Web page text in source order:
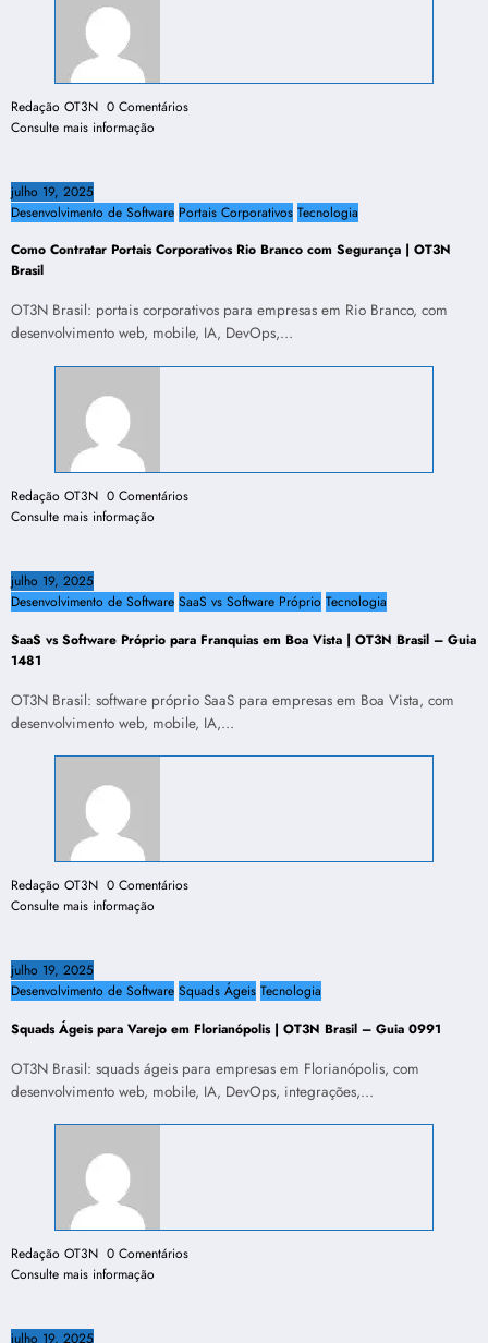
Redação OT3N 0 Comentários
Consulte mais informação
julho 19, 2025
Desenvolvimento de Software Portais Corporativos Tecnologia
Como Contratar Portais Corporativos Rio Branco com Segurança | OT3N
Brasil
OT3N Brasil: portais corporativos para empresas em Rio Branco, com
desenvolvimento web, mobile, IA, DevOps,…
Redação OT3N 0 Comentários
Consulte mais informação
julho 19, 2025
Desenvolvimento de Software SaaS vs Software Próprio Tecnologia
SaaS vs Software Próprio para Franquias em Boa Vista | OT3N Brasil – Guia
1481
OT3N Brasil: software próprio SaaS para empresas em Boa Vista, com
desenvolvimento web, mobile, IA,…
Redação OT3N 0 Comentários
Consulte mais informação
julho 19, 2025
Desenvolvimento de Software Squads Ágeis Tecnologia
Squads Ágeis para Varejo em Florianópolis | OT3N Brasil – Guia 0991
OT3N Brasil: squads ágeis para empresas em Florianópolis, com
desenvolvimento web, mobile, IA, DevOps, integrações,…
Redação OT3N 0 Comentários
Consulte mais informação
julho 19, 2025